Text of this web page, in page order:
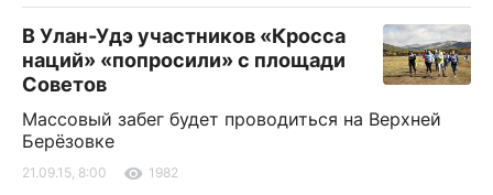
В Улан-Удэ участников «Кросса
наций» «попросили» с площади
Советов
Массовый забег будет проводиться на Верхней
Берёзовке
21.09.15, 8:00 1982